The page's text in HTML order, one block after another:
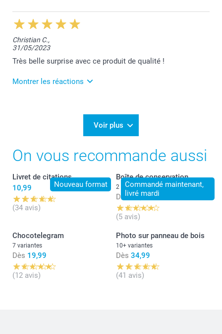
14/05/2024
11:57
Merci pour vos 5 étoiles Gaby!
Bien à vous,
Lucie@smartphoto
Christian C.,
31/05/2023
Très belle surprise avec ce produit de qualité !
Montrer les réactions
Je vous remercie pour vos 5 étoiles, Christian!
Lucie @smartphoto
Voir plus
On vous recommande aussi
Nouveau format
Livret de citations
10,99
(34 avis)
Commandé maintenant,
livré mardi
Boîte de conservation
2 variantes
Dès 27,99
(5 avis)
Chocotelegram
7 variantes
Dès 19,99
(12 avis)
Photo sur panneau de bois
10+ variantes
Dès 34,99
(41 avis)